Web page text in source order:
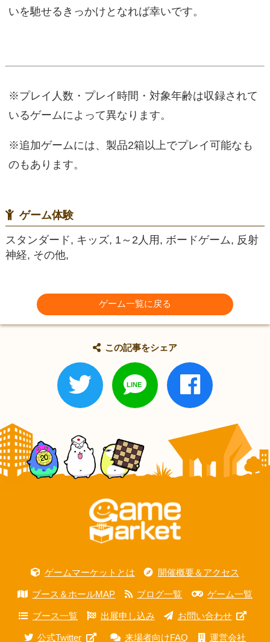
いを馳せるきっかけとなれば幸いです。
※プレイ人数・プレイ時間・対象年齢は収録されて
いるゲームによって異なります。
※追加ゲームには、製品2箱以上でプレイ可能なも
のもあります。
ゲーム体験
スタンダード, キッズ, 1～2人用, ボードゲーム, 反射
神経, その他,
ゲーム一覧に戻る
この記事をシェア
ゲームマーケットとは 開催概要＆アクセス
ブース＆ホールMAP ブログ一覧 ゲーム一覧
ブース一覧 出展申し込み お問い合わせ
公式Twitter 来場者向けFAQ 運営会社